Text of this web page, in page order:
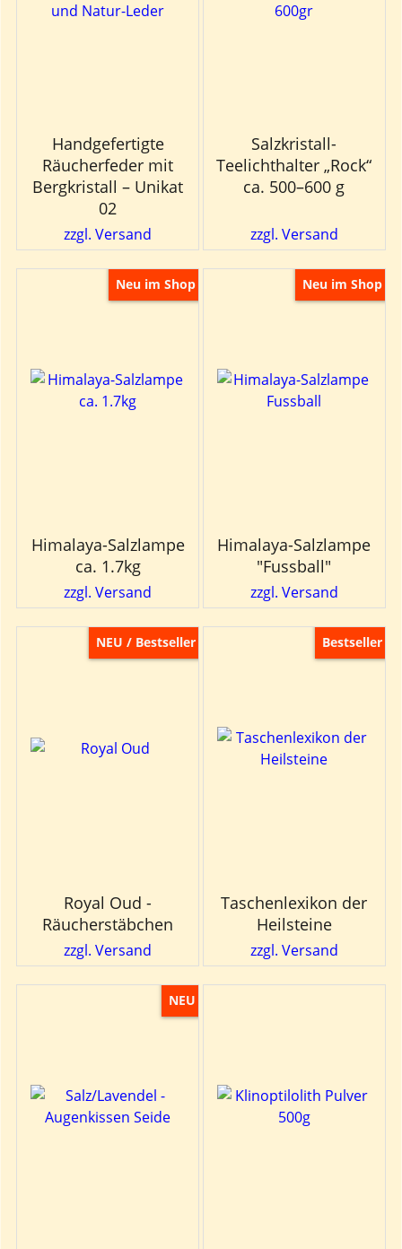
Handgefertigte
Räucherfeder mit
Bergkristall – Unikat
02
zzgl. Versand
Salzkristall-
Teelichthalter „Rock“
ca. 500–600 g
zzgl. Versand
Neu im Shop
Himalaya-Salzlampe
ca. 1.7kg
zzgl. Versand
Neu im Shop
Himalaya-Salzlampe
"Fussball"
zzgl. Versand
NEU / Bestseller
Royal Oud -
Räucherstäbchen
zzgl. Versand
Bestseller
Taschenlexikon der
Heilsteine
zzgl. Versand
NEU